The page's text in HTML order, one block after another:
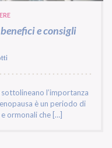
e consigli
l’importanza
è un periodo di
ormonali che […]